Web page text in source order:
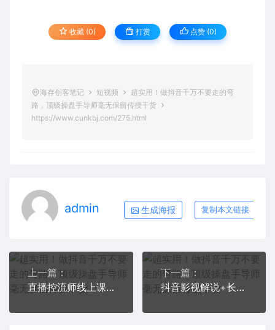
收藏 (0) 打赏 点赞 (0)
海存创客笔记 短视频
超实用！做抖音千万不要走的弯
路，顶级操盘手导师毫无保留传授干货
https://www.cunkbj.com/275.html
admin 生成海报 复制本文链接
上一篇：
直播控流师线上课，流量掌控拆解认知，干货满满
下一篇：
抖音影视解说+长视频+常见技术答疑+PR专门课